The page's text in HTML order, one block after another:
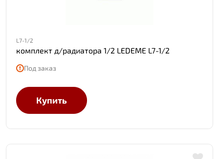
L7-1/2
комплект д/радиатора 1/2 LEDEME L7-1/2
Под заказ
Купить